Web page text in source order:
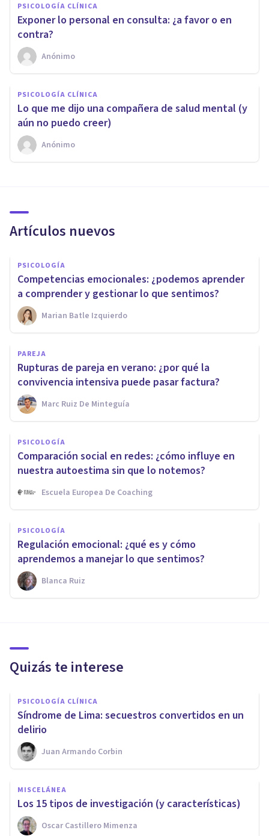
PSICOLOGÍA CLÍNICA
Exponer lo personal en consulta: ¿a favor o en
contra?
Anónimo
PSICOLOGÍA CLÍNICA
Lo que me dijo una compañera de salud mental (y
aún no puedo creer)
Anónimo
Artículos nuevos
PSICOLOGÍA
Competencias emocionales: ¿podemos aprender
a comprender y gestionar lo que sentimos?
Marian Batle Izquierdo
PAREJA
Rupturas de pareja en verano: ¿por qué la
convivencia intensiva puede pasar factura?
Marc Ruiz De Minteguía
PSICOLOGÍA
Comparación social en redes: ¿cómo influye en
nuestra autoestima sin que lo notemos?
Escuela Europea De Coaching
PSICOLOGÍA
Regulación emocional: ¿qué es y cómo
aprendemos a manejar lo que sentimos?
Blanca Ruiz
Quizás te interese
PSICOLOGÍA CLÍNICA
Síndrome de Lima: secuestros convertidos en un
delirio
Juan Armando Corbin
MISCELÁNEA
Los 15 tipos de investigación (y características)
Oscar Castillero Mimenza